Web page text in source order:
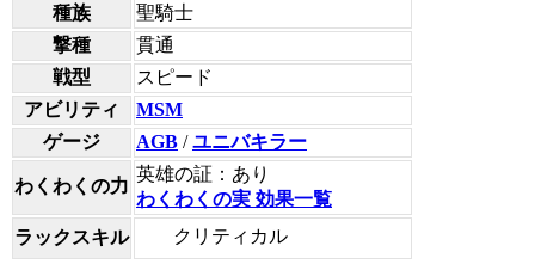
種族
聖騎士
撃種
貫通
戦型
スピード
アビリティ
MSM
ゲージ
AGB /ユニバキラー
わくわくの力
英雄の証：あり
わくわくの実 効果一覧
ラックスキル
クリティカル